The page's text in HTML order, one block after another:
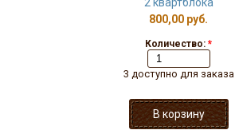
800,00 руб.
Количество: *
3 доступно для заказа